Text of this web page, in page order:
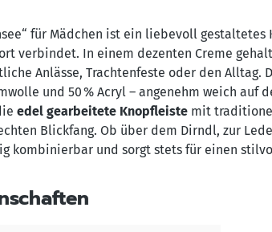
für Mädchen ist ein liebevoll
verbindet. In einem dezenten Creme
Anlässe, Trachtenfeste oder den Alltag.
und 50 % Acryl – angenehm weich
edel gearbeitete Knopfleiste mit
Blickfang. Ob über dem Dirndl, zur
kombinierbar und sorgt stets für einen